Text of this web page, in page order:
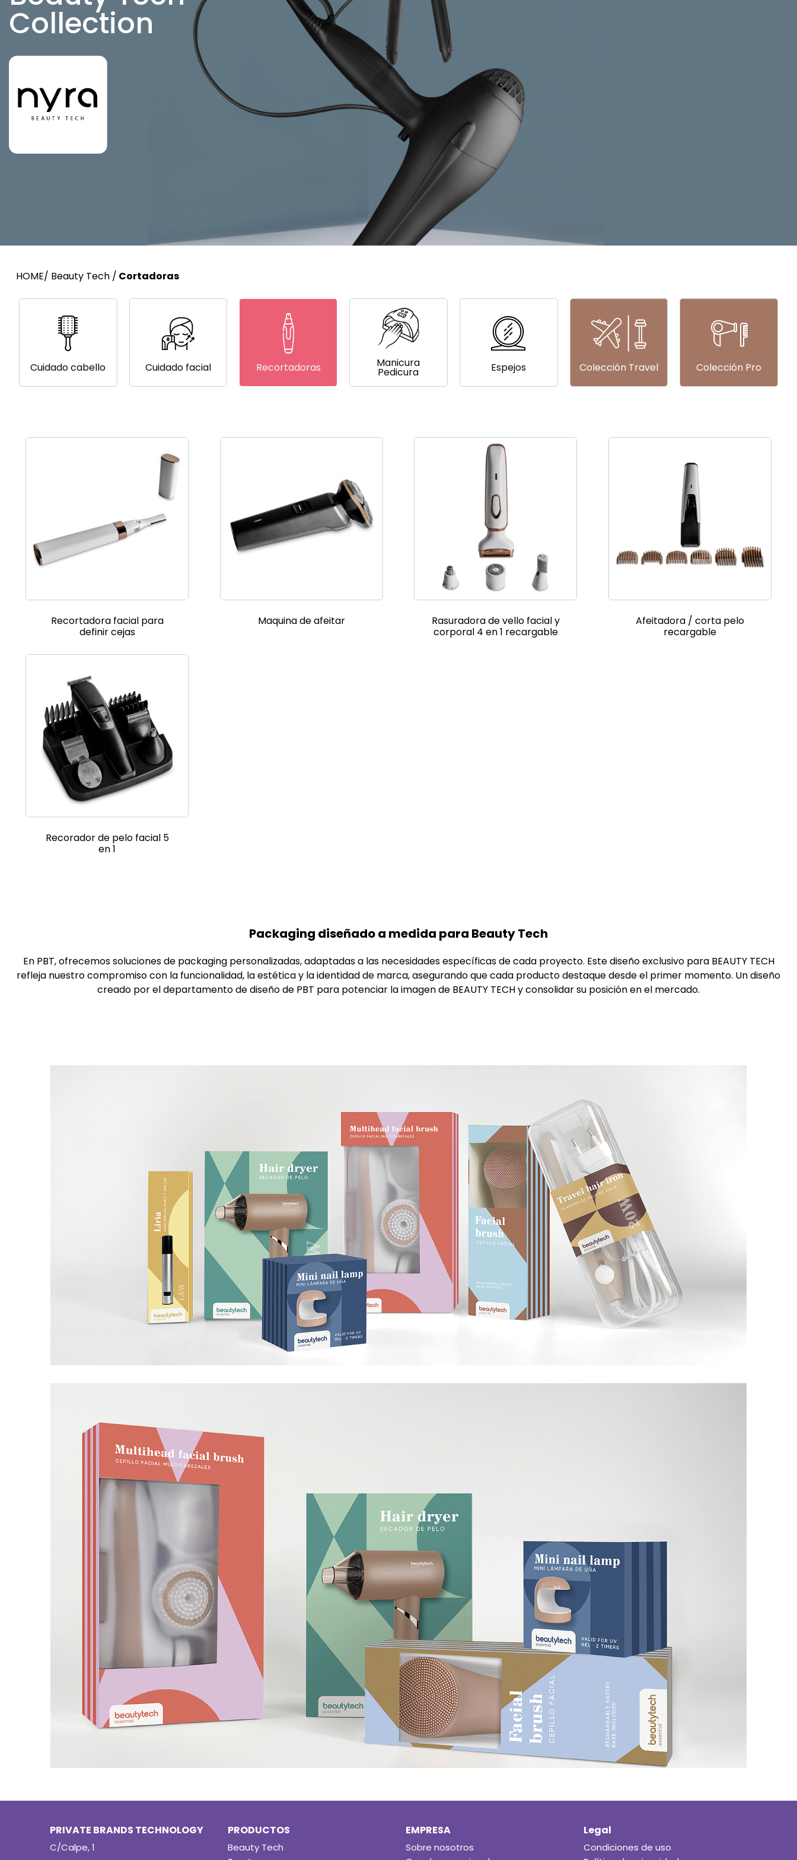
Collection
HOME/ Beauty Tech / Cortadoras
Cuidado cabello Cuidado facial Recortadoras Manicura
Pedicura Espejos Colección Travel Colección Pro
Recortadora facial para
definir cejas
Maquina de afeitar
Rasuradora de vello facial y
corporal 4 en 1 recargable
Afeitadora / corta pelo
recargable
Recorador de pelo facial 5
en 1
Packaging diseñado a medida para Beauty Tech
En PBT, ofrecemos soluciones de packaging personalizadas, adaptadas a las necesidades específicas de cada proyecto. Este diseño exclusivo para BEAUTY TECH
refleja nuestro compromiso con la funcionalidad, la estética y la identidad de marca, asegurando que cada producto destaque desde el primer momento. Un diseño
creado por el departamento de diseño de PBT para potenciar la imagen de BEAUTY TECH y consolidar su posición en el mercado.
PRIVATE BRANDS TECHNOLOGY
C/Calpe, 1
PRODUCTOS
Beauty Tech
EMPRESA
Sobre nosotros
Legal
Condiciones de uso